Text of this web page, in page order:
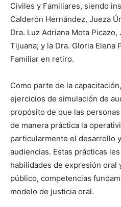
Civiles y Familiares, siendo
Calderón Hernández, Jueza
Dra. Luz Adriana Mota
Tijuana; y la Dra. Gloria Elena
Familiar en retiro.
Como parte de la
ejercicios de simulación de
propósito de que las
de manera práctica la
particularmente el desarrollo
audiencias. Estas prácticas
habilidades de expresión oral
público, competencias
modelo de justicia oral.